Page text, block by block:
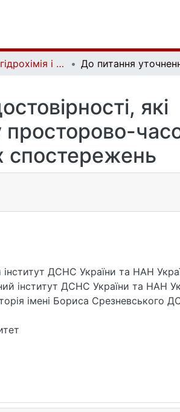
Гідрологія, гідрохімія і гідроекологія. №3 (69)
які
просторово-
спостережень
інститут ДСНС України та НАН
інститут ДСНС України та НАН
імені Бориса Срезневського